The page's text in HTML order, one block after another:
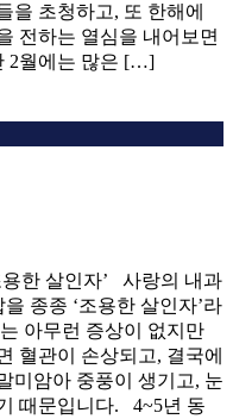
을 초청하고, 또 한해에
전하는 열심을 내어보면
2월에는 많은 […]
한 살인자’ 사랑의 내과
종종 ‘조용한 살인자’라
아무런 증상이 없지만
혈관이 손상되고, 결국에
미암아 중풍이 생기고, 눈
때문입니다. 4~5년 동